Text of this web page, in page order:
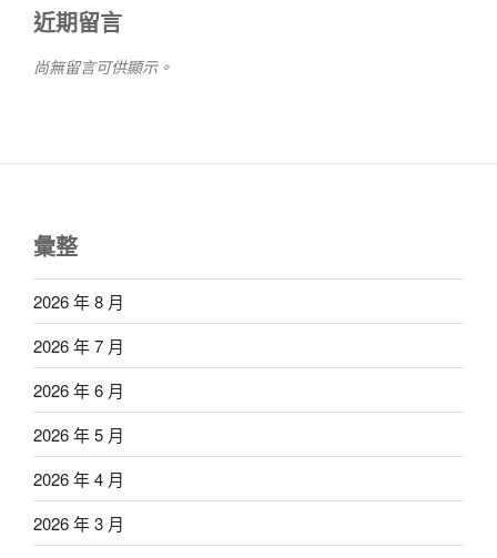
近期留言
尚無留言可供顯示。
彙整
2026 年 8 月
2026 年 7 月
2026 年 6 月
2026 年 5 月
2026 年 4 月
2026 年 3 月